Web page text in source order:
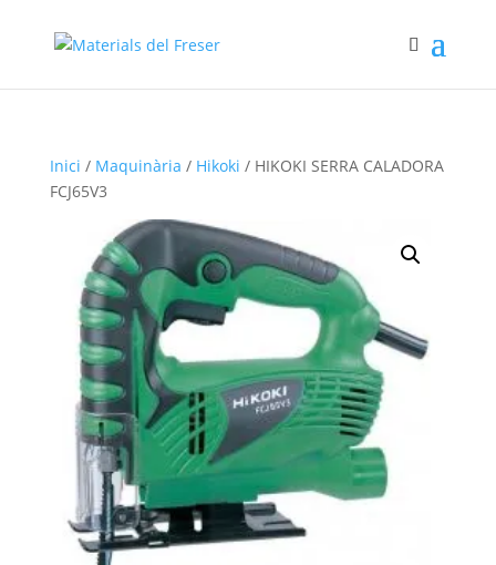
Inici / Maquinària / Hikoki / HIKOKI SERRA CALADORA
FCJ65V3